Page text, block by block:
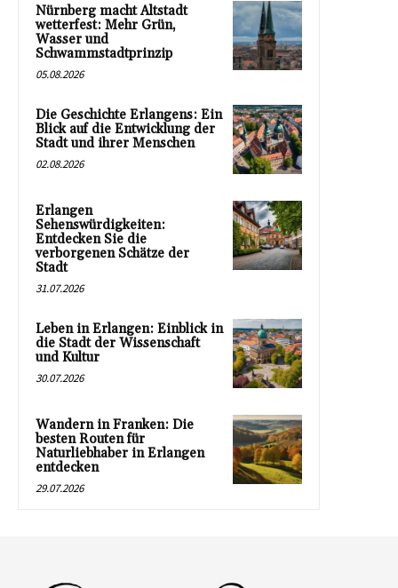
Nürnberg macht Altstadt
wetterfest: Mehr Grün,
Wasser und
Schwammstadtprinzip
05.08.2026
Die Geschichte Erlangens: Ein
Blick auf die Entwicklung der
Stadt und ihrer Menschen
02.08.2026
Erlangen
Sehenswürdigkeiten:
Entdecken Sie die
verborgenen Schätze der
Stadt
31.07.2026
Leben in Erlangen: Einblick in
die Stadt der Wissenschaft
und Kultur
30.07.2026
Wandern in Franken: Die
besten Routen für
Naturliebhaber in Erlangen
entdecken
29.07.2026